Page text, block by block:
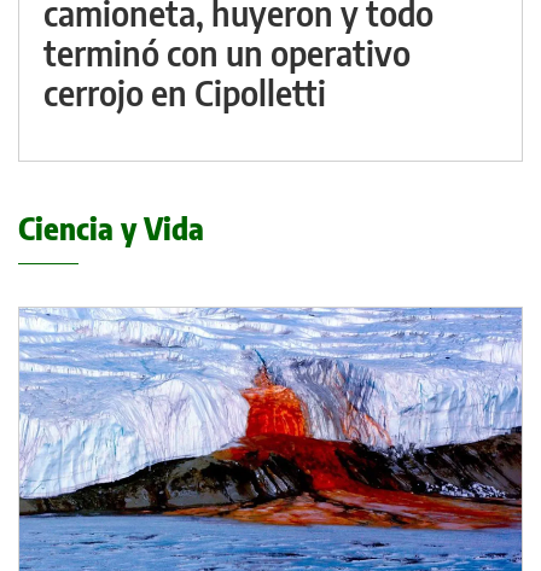
camioneta, huyeron y todo
terminó con un operativo
cerrojo en Cipolletti
Ciencia y Vida